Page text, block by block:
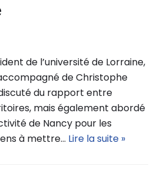
de l’université de Lorraine,
de Christophe
du rapport entre
mais également abordé
de Nancy pour les
à mettre… Lire la suite »